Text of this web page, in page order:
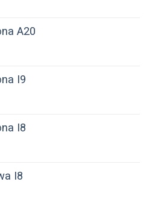
A20
I9
I8
I8